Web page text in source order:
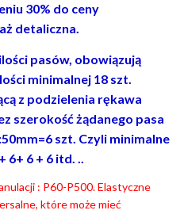
30% do ceny
detaliczna.
pasów, obowiązują
minimalnej 18 szt.
z podzielenia rękawa
szerokość żądanego pasa
szt. Czyli minimalne
6 + 6 itd. ..
: P60-P500. Elastyczne
które może mieć